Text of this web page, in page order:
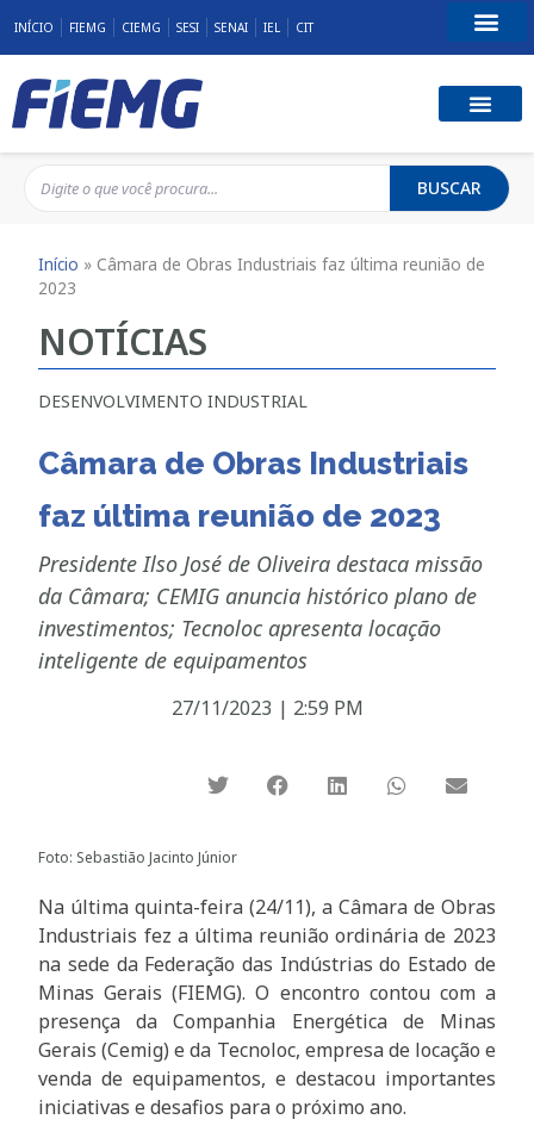
INÍCIO FIEMG CIEMG SESI SENAI IEL CIT
BUSCAR
Início » Câmara de Obras Industriais faz última reunião de
2023
NOTÍCIAS
DESENVOLVIMENTO INDUSTRIAL
Câmara de Obras Industriais
faz última reunião de 2023
Presidente Ilso José de Oliveira destaca missão
da Câmara; CEMIG anuncia histórico plano de
investimentos; Tecnoloc apresenta locação
inteligente de equipamentos
27/11/2023 | 2:59 PM
Foto: Sebastião Jacinto Júnior
Na última quinta-feira (24/11), a Câmara de Obras
Industriais fez a última reunião ordinária de 2023
na sede da Federação das Indústrias do Estado de
Minas Gerais (FIEMG). O encontro contou com a
presença da Companhia Energética de Minas
Gerais (Cemig) e da Tecnoloc, empresa de locação e
venda de equipamentos, e destacou importantes
iniciativas e desafios para o próximo ano.